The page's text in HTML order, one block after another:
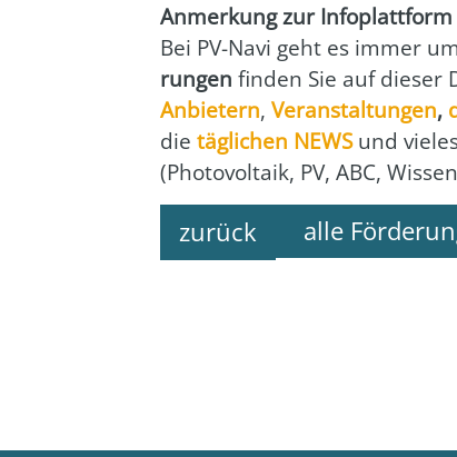
Anmer­kung zur Info­platt­form
Bei PV-Navi geht es immer
run­gen fin­den Sie auf die­ser
Anbie­tern,Ver­an­stal­tun­gen,
dietäg­li­chen NEWSund
(Pho­to­vol­ta­ik, PV, ABC,
zurück alle